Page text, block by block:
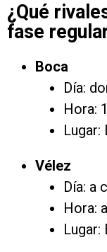
¿Qué
fase
Boca
Día:
Hora:
Vélez
Día: a
Hora: